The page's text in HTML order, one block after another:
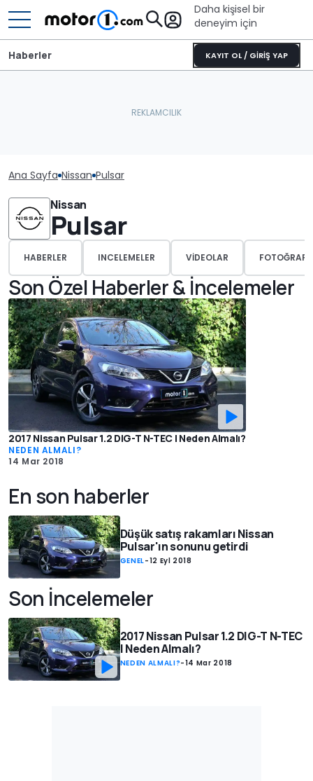
Daha kişisel bir
deneyim için
KAYIT OL / GİRİŞ YAP
Haberler
Ana Sayfa Nissan Pulsar
Nissan
Pulsar
HABERLER INCELEMELER VIDEOLAR
Son Özel Haberler & İncelemeler
2017 Nissan Pulsar 1.2 DIG-T N-TEC | Neden Almalı?
NEDEN ALMALI?
14 Mar 2018
En son haberler
Düşük satış rakamları Nissan
Pulsar'ın sonunu getirdi
GENEL-12 Eyl 2018
Son İncelemeler
2017 Nissan Pulsar 1.2 DIG-T N-TEC
| Neden Almalı?
NEDEN ALMALI?-14 Mar 2018